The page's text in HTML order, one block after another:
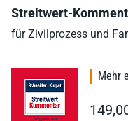
Streitwert-
für Zivilprozess und
Mehr